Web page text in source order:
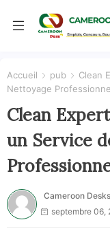
Accueil pub
Clean
Nettoyage
Clean
un Service
Cameroon Desks
septembre 06,